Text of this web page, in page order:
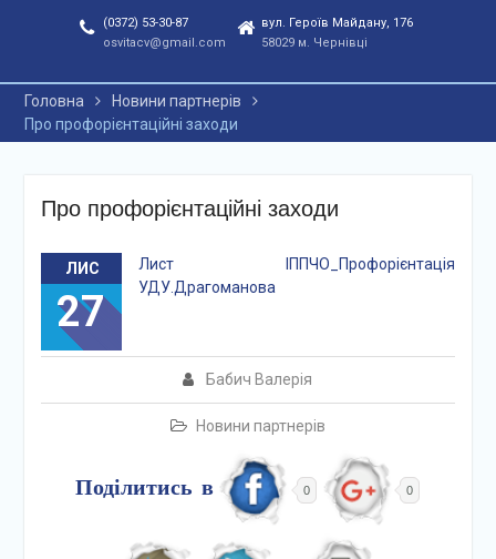
(0372) 53-30-87
osvitacv@gmail.com
вул. Героїв Майдану, 176
58029 м. Чернівці
Головна
Новини партнерів
Про профорієнтаційні заходи
Про профорієнтаційні заходи
ЛИС
27
Бабич Валерія
Новини партнерів
Лист ІППЧО_Профорієнтація
УДУ.Драгоманова
Поділитись в 0 0